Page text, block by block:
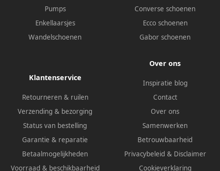
Pumps
Enkellaarsjes
Wandelschoenen
Converse schoenen
Ecco schoenen
Gabor schoenen
Klantenservice
Retourneren & ruilen
Verzending & bezorging
Status van bestelling
Garantie & reparatie
Betaalmogelijkheden
Voorraad & beschikbaarheid
Over ons
Inspiratie blog
Contact
Over ons
Samenwerken
Betrouwbaarheid
Privacybeleid & Disclaimer
Cookieverklaring